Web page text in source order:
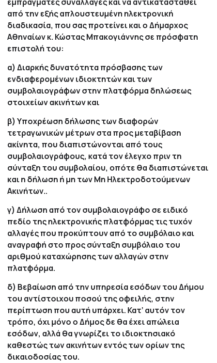
από την εξής απλουστευμένη ηλεκτρονική
διαδικασία, που σας προτείνει και ο Δήμαρχος
Αθηναίων κ. Κώστας Μπακογιάννης σε πρόσφατη
επιστολή του:
α) Διαρκής δυνατότητα πρόσβασης των
ενδιαφερομένων ιδιοκτητών και των
συμβολαιογράφων στην πλατφόρμα δηλώσεως
στοιχείων ακινήτων και
β) Υποχρέωση δήλωσης των διαφορών
τετραγωνικών μέτρων στα προς μεταβίβαση
ακίνητα, που διαπιστώνονται από τους
συμβολαιογράφους, κατά τον έλεγχο πριν τη
σύνταξη του συμβολαίου, οπότε θα διαπιστώνεται
και η δήλωση ή μη των Μη Ηλεκτροδοτούμενων
Ακινήτων..
γ) Δήλωση από τον συμβολαιογράφο σε ειδικό
πεδίο της ηλεκτρονικής πλατφόρμας τις τυχόν
αλλαγές που προκύπτουν από το συμβόλαιο και
αναγραφή στο προς σύνταξη συμβόλαιο του
αριθμού καταχώρησης των αλλαγών στην
πλατφόρμα.
δ) Βεβαίωση από την υπηρεσία εσόδων του Δήμου
του αντίστοιχου ποσού της οφειλής, στην
περίπτωση που αυτή υπάρχει. Κατ’ αυτόν τον
τρόπο, όχι μόνο ο Δήμος δε θα έχει απώλεια
εσόδων, αλλά θα γνωρίζει το ιδιοκτησιακό
καθεστώς των ακινήτων εντός των ορίων της
δικαιοδοσίας του.